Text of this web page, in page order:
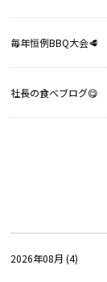
毎年恒例BBQ大会🥩
社長の食べブログ😋
2026年08月 (4)